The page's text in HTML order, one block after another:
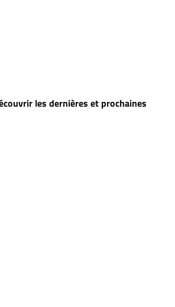
les dernières et prochaines